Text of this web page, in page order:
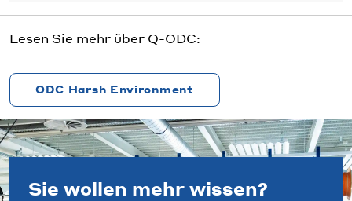
Lesen Sie mehr über Q-ODC:
ODC Harsh Environment
Sie wollen mehr wissen?